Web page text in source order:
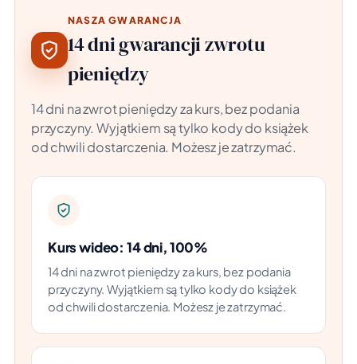
NASZA GWARANCJA
14 dni gwarancji zwrotu
pieniędzy
14 dni na zwrot pieniędzy za kurs, bez podania
przyczyny. Wyjątkiem są tylko kody do książek
od chwili dostarczenia. Możesz je zatrzymać.
Kurs wideo: 14 dni, 100%
14 dni na zwrot pieniędzy za kurs, bez podania
przyczyny. Wyjątkiem są tylko kody do książek
od chwili dostarczenia. Możesz je zatrzymać.